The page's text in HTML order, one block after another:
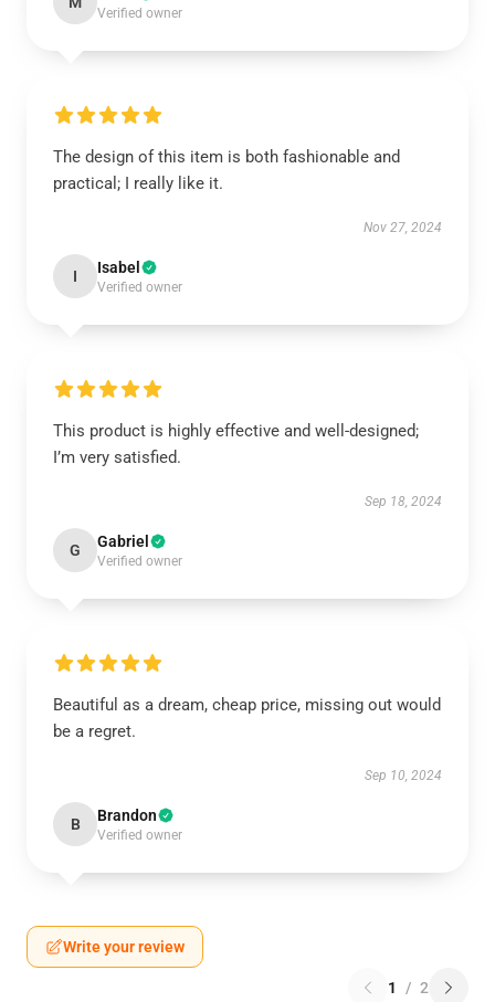
Verified owner
The design of this item is both fashionable and
practical; I really like it.
Nov 27, 2024
I Isabel
Verified owner
This product is highly effective and well-designed;
I’m very satisfied.
Sep 18, 2024
G Gabriel
Verified owner
Beautiful as a dream, cheap price, missing out would
be a regret.
Sep 10, 2024
B Brandon
Verified owner
Write your review
1 / 2